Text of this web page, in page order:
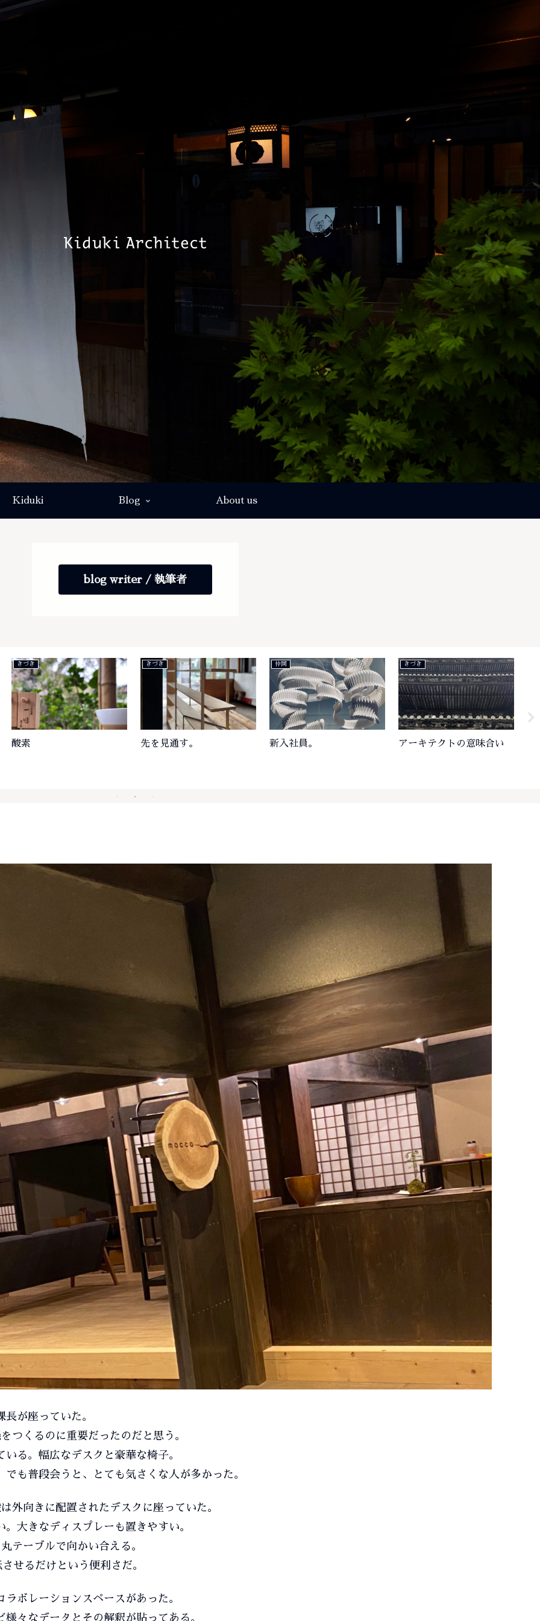
Kiduki Blog About us
blog writer / 執筆者
きづき 仲間
物々交換
刺激
精神と時の部屋
仲間
羅針盤
が座っていた。
つくるのに重要だったのだと思う。
る。幅広なデスクと豪華な椅子。
も普段会うと、とても気さくな人が多かった。
外向きに配置されたデスクに座っていた。
大きなディスプレーも置きやすい。
テーブルで向かい合える。
せるだけという便利さだ。
ボレーションスペースがあった。
々なデータとその解釈が貼ってある。